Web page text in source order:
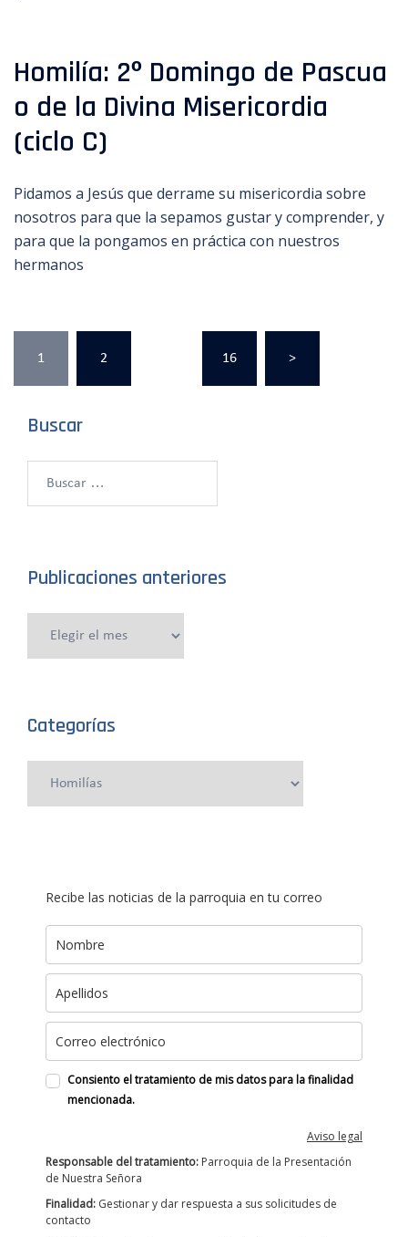
Homilía: 2º Domingo de Pascua
o de la Divina Misericordia
(ciclo C)
Pidamos a Jesús que derrame su misericordia sobre
nosotros para que la sepamos gustar y comprender, y
para que la pongamos en práctica con nuestros
hermanos
Paginación
de
1 2 16 >
Buscar
Publicaciones anteriores
Categorías
Recibe las noticias de la parroquia en tu correo
Consiento el tratamiento de mis datos para la finalidad
mencionada.
Aviso legal
Responsable del tratamiento: Parroquia de la Presentación
de Nuestra Señora
Finalidad: Gestionar y dar respuesta a sus solicitudes de
contacto